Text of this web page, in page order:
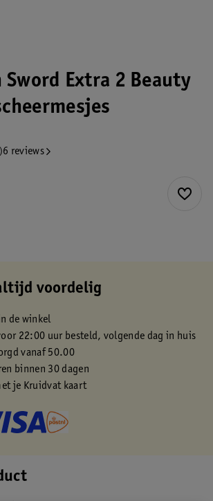
Extra 2 Beauty
6 reviews
voordelig
de winkel
22:00 uur besteld, volgende dag in huis
vanaf 50.00
binnen 30 dagen
je Kruidvat kaart